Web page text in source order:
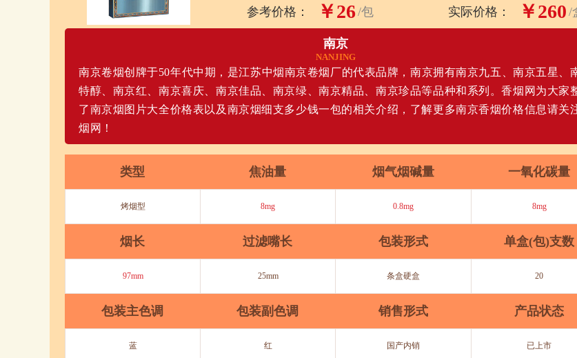
参考价格： ￥26/包 实际价格： ￥260 /
南京
NANJING
南京卷烟创牌于50年代中期，是江苏中烟南京卷烟厂的代表品牌，南京拥有南京九五、南京五星、
特醇、南京红、南京喜庆、南京佳品、南京绿、南京精品、南京珍品等品种和系列。香烟网为大家
了南京烟图片大全价格表以及南京烟细支多少钱一包的相关介绍，了解更多南京香烟价格信息请关
烟网！
类型 焦油量 烟气烟碱量 一氧化碳量
烤烟型 8mg 0.8mg 8mg
烟长 过滤嘴长 包装形式 单盒(包)支数
97mm 25mm 条盒硬盒 20
包装主色调 包装副色调 销售形式 产品状态
蓝 红 国产内销 已上市